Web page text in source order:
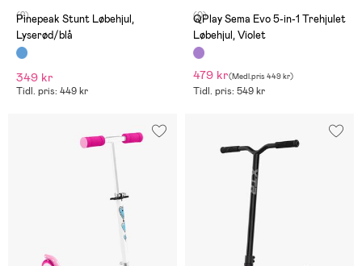
(2)
Pinepeak Stunt Løbehjul,
Lyserød/blå
349 kr
Tidl. pris: 449 kr
(0)
QPlay Sema Evo 5-in-1 Trehjulet
Løbehjul, Violet
479 kr(Medl.pris 449 kr)
Tidl. pris: 549 kr